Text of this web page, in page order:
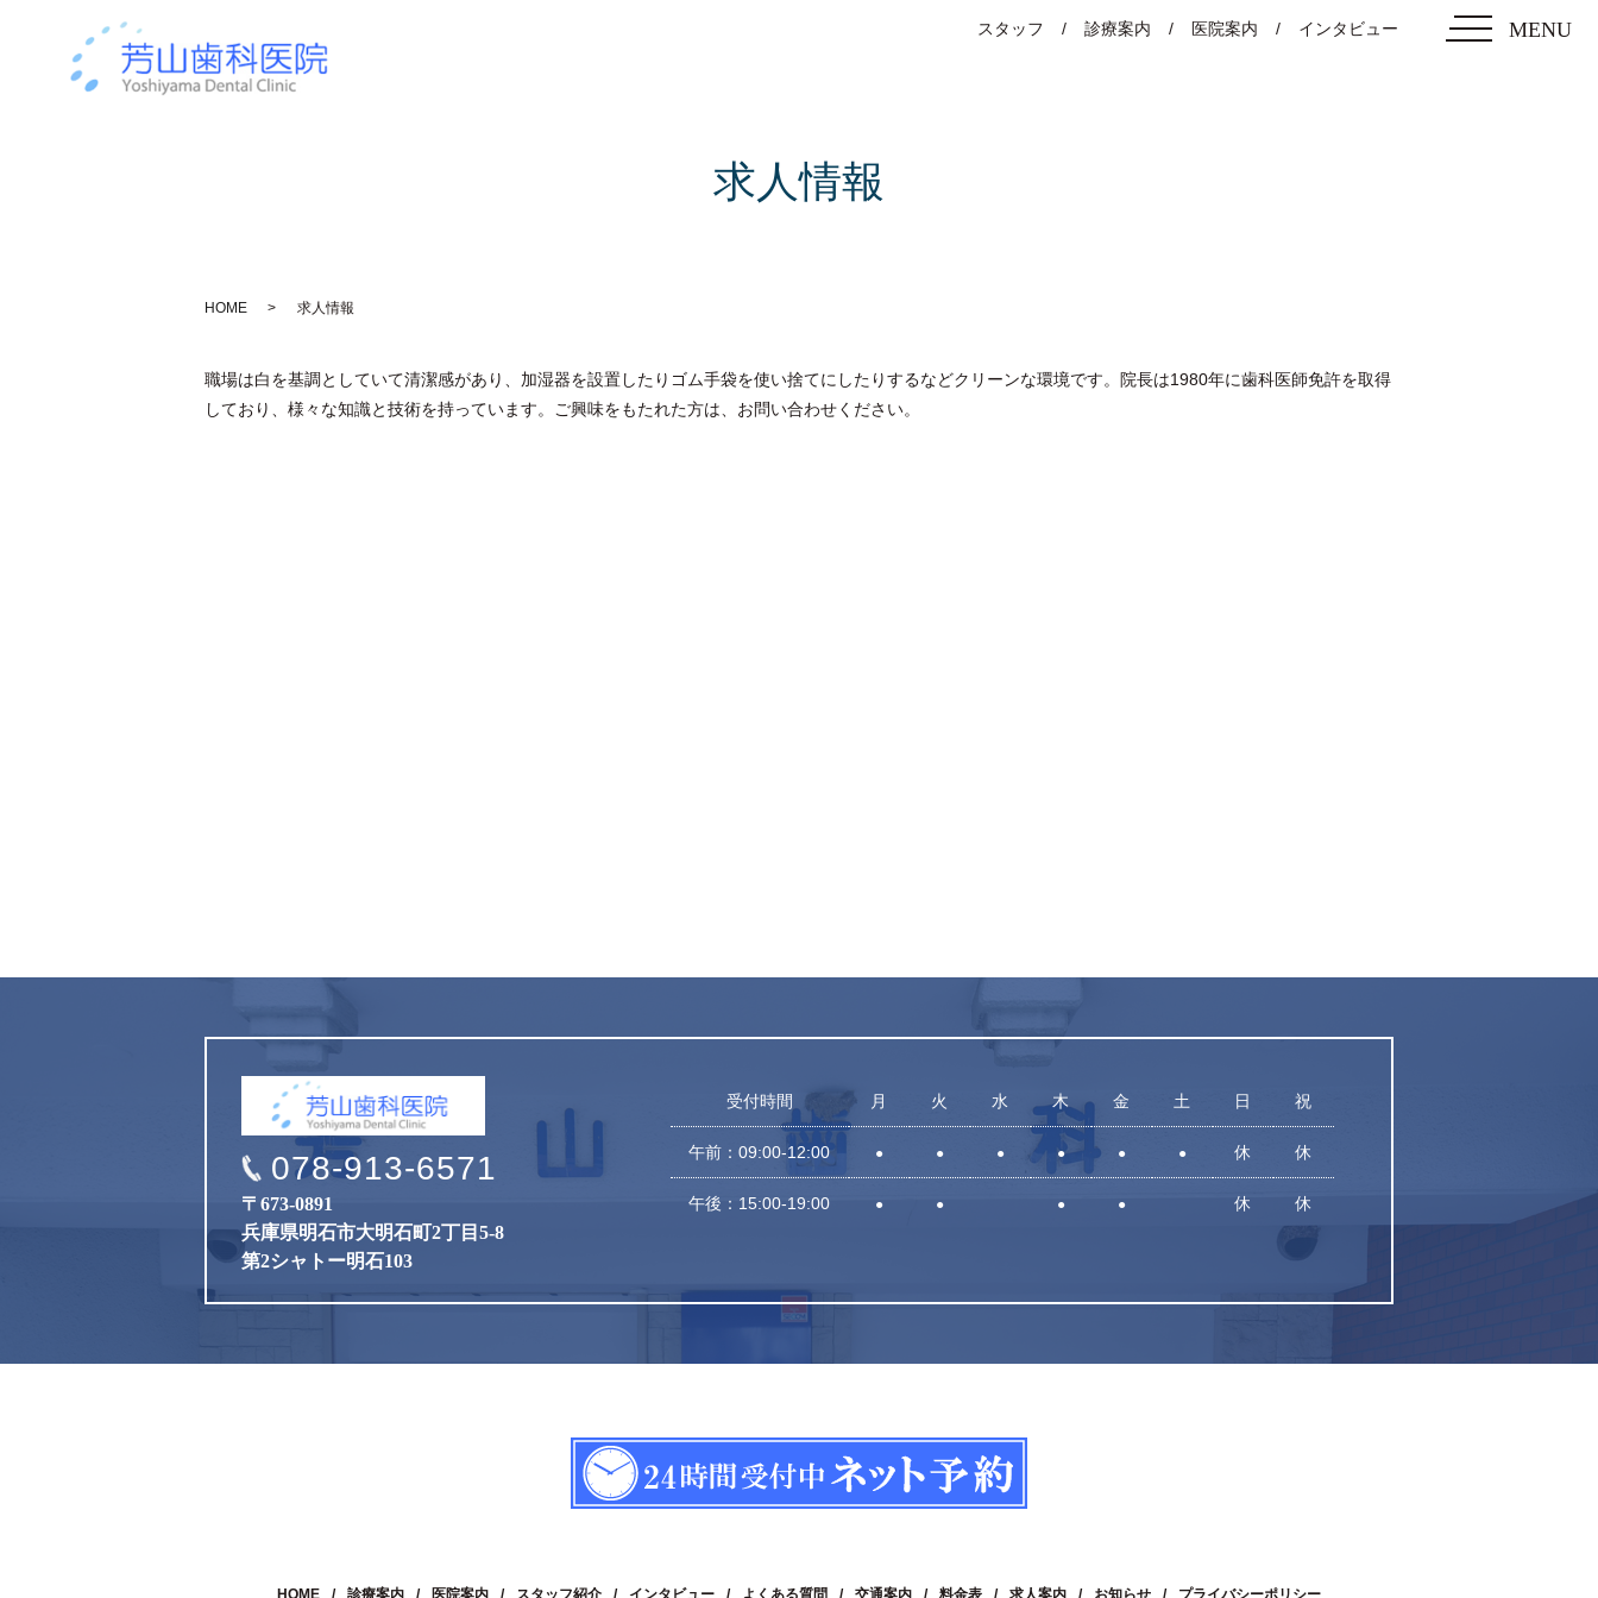
スタッフ 診療案内 医院案内 インタビュー MENU
求人情報
HOME 求人情報
職場は白を基調としていて清潔感があり、加湿器を設置したりゴム手袋を使い捨てにしたりするなどクリーンな環境です。院長は1980年に歯科医師免許を取得
しており、様々な知識と技術を持っています。ご興味をもたれた方は、お問い合わせください。
078-913-6571
〒673-0891
兵庫県明石市大明石町2丁目5-8
第2シャトー明石103
受付時間 月 火 水 木 金 土 日 祝
午前：09:00-12:00 ● ● ● ● ● ● 休 休
午後：15:00-19:00 ● ● ● ● 休 休
HOME 診療案内 医院案内 スタッフ紹介 インタビュー よくある質問 交通案内 料金表 求人案内 お知らせ プライバシーポリシー